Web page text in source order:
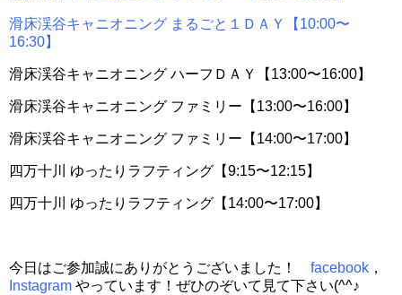
滑床渓谷キャニオニング まるごと１ＤＡＹ【10:00〜
16:30】
滑床渓谷キャニオニング ハーフＤＡＹ【13:00〜16:00】
滑床渓谷キャニオニング ファミリー【13:00〜16:00】
滑床渓谷キャニオニング ファミリー【14:00〜17:00】
四万十川 ゆったりラフティング【9:15〜12:15】
四万十川 ゆったりラフティング【14:00〜17:00】
今日はご参加誠にありがとうございました！ facebook ，
Instagram やっています！ぜひのぞいて見て下さい(^^♪